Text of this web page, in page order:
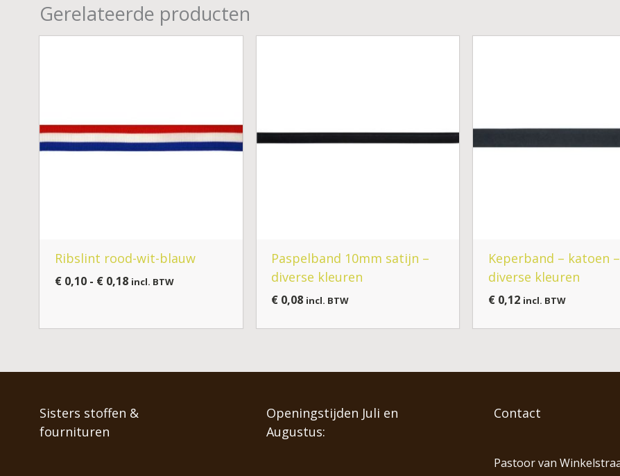
Gerelateerde producten
Ribslint rood-wit-blauw
€0,10 - €0,18 incl. BTW
Paspelband 10mm satijn –
diverse kleuren
€ 0,08 incl. BTW
Keperband – katoen –
diverse kleuren
€0,12 incl. BTW
Sisters stoffen &
fournituren
Openingstijden Juli en
Augustus:
Contact
Pastoor van